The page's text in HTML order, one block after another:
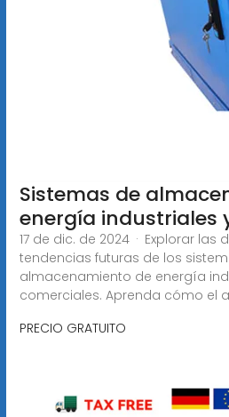
Sistemas de
energía industriales
17 de dic. de 2024 · Explorar
tendencias futuras de los
almacenamiento de energía
comerciales. Aprenda cómo el
PRECIO GRATUITO